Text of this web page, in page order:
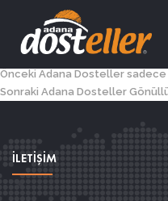
Önceki Adana Dosteller sadece
Sonraki Adana Dosteller
İLETİŞİM